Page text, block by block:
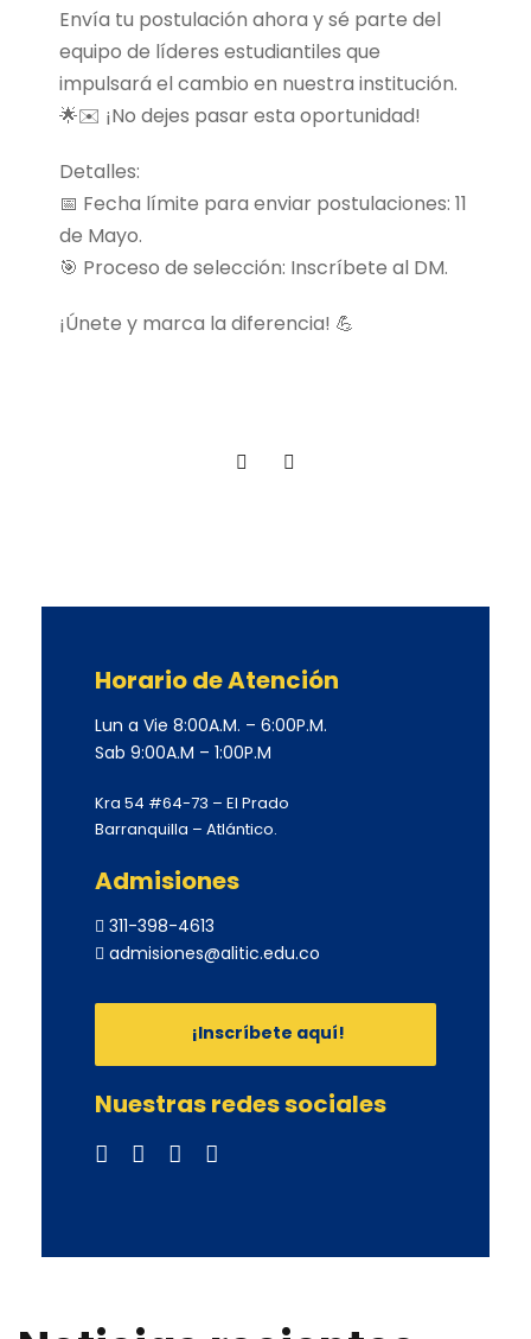
Envía tu postulación ahora y sé parte del
equipo de líderes estudiantiles que
impulsará el cambio en nuestra institución.
🌟✉️ ¡No dejes pasar esta oportunidad!
Detalles:
📅 Fecha límite para enviar postulaciones: 11
de Mayo.
🎯 Proceso de selección: Inscríbete al DM.
¡Únete y marca la diferencia! 💪
Horario de Atención
Lun a Vie 8:00A.M. – 6:00P.M.
Sab 9:00A.M – 1:00P.M
Kra 54 #64-73 – El Prado
Barranquilla – Atlántico.
Admisiones
311-398-4613
admisiones@alitic.edu.co
¡Inscríbete aquí!
Nuestras redes sociales